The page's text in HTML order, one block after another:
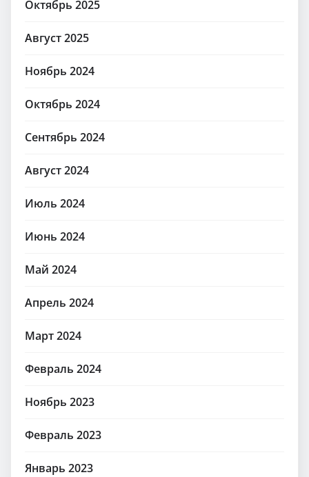
Октябрь 2025
Август 2025
Ноябрь 2024
Октябрь 2024
Сентябрь 2024
Август 2024
Июль 2024
Июнь 2024
Май 2024
Апрель 2024
Март 2024
Февраль 2024
Ноябрь 2023
Февраль 2023
Январь 2023